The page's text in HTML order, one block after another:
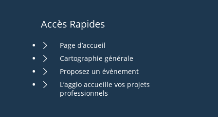
Accès Rapides
Page d’accueil
Cartographie générale
Proposez un évènement
L’agglo accueille vos projets
professionnels